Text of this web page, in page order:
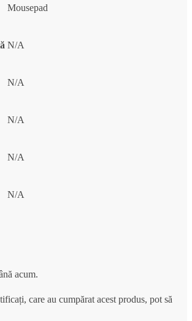
Mousepad
N/A
N/A
N/A
N/A
N/A
acum.
care au cumpărat acest produs, pot să